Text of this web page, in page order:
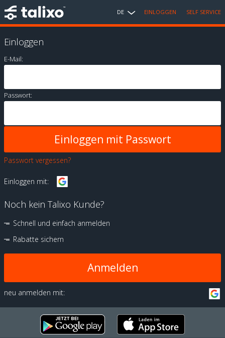
DE EINLOGGEN SELF SERVICE
Einloggen
E-Mail:
Passwort:
Passwort vergessen?
Einloggen mit:
Noch kein Talixo Kunde?
Schnell und einfach anmelden
Rabatte sichern
Anmelden
neu anmelden mit: